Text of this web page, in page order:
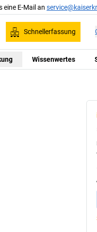
eine E-Mail an
Schnellerfassung
Wissenwertes